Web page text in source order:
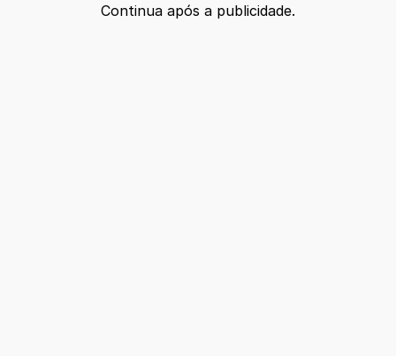
Continua após a publicidade.